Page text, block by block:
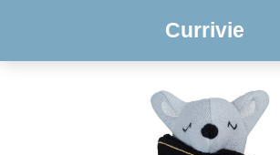
Currivie